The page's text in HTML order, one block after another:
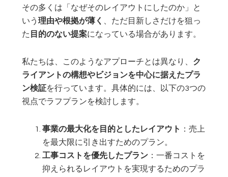
その多くは「なぜそのレイアウトにしたのか」と
いう理由や根拠が薄く
、ただ目新しさだけを狙っ
た 目的のない提案になっている場合があります。
私たちは、このようなアプローチとは異なり、 ク
ライアントの構想やビジョンを中心に据えたプラ
ン検証を行っています。具体的には、以下の3つの
視点でラフプランを検討します。
事業の最大化を目的としたレイアウト
：売上
を最大限に引き出すためのプラン。
工事コストを優先したプラン ：一番コストを
抑えられるレイアウトを実現するためのプラ